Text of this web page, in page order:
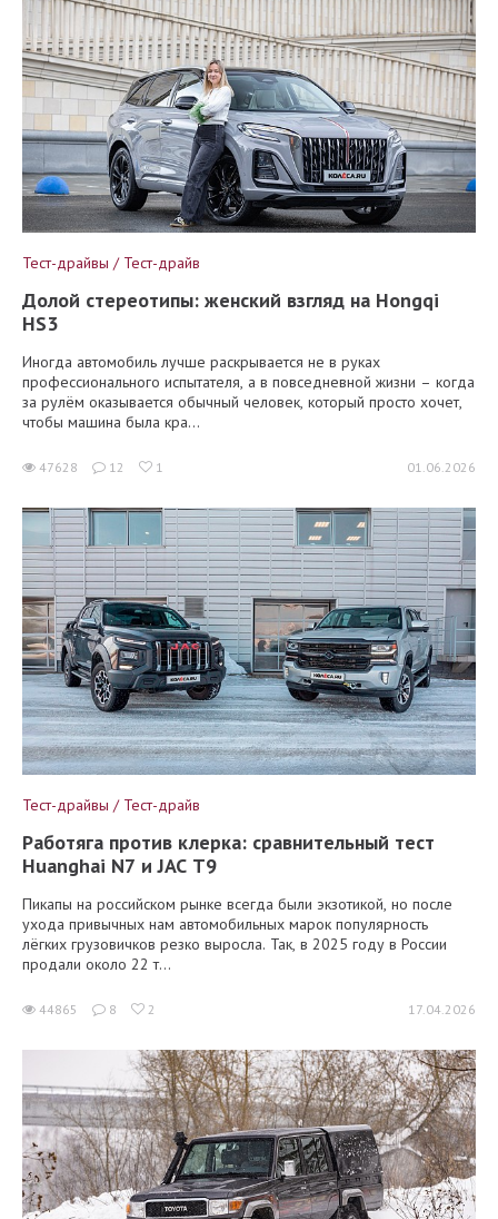
Тест-драйвы / Тест-драйв
Долой стереотипы: женский взгляд на Hongqi
HS3
Иногда автомобиль лучше раскрывается не в руках
профессионального испытателя, а в повседневной жизни – когда
за рулём оказывается обычный человек, который просто хочет,
чтобы машина была кра...
47628 12 1 01.06.2026
Тест-драйвы / Тест-драйв
Работяга против клерка: сравнительный тест
Huanghai N7 и JAC T9
Пикапы на российском рынке всегда были экзотикой, но после
ухода привычных нам автомобильных марок популярность
лёгких грузовичков резко выросла. Так, в 2025 году в России
продали около 22 т...
44865 8 2 17.04.2026